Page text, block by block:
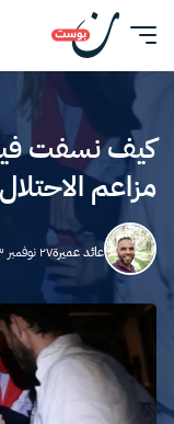
كيف نسفت
مزاعم
عائد عميرة٢٧ نوفمبر ٢٠٢٣